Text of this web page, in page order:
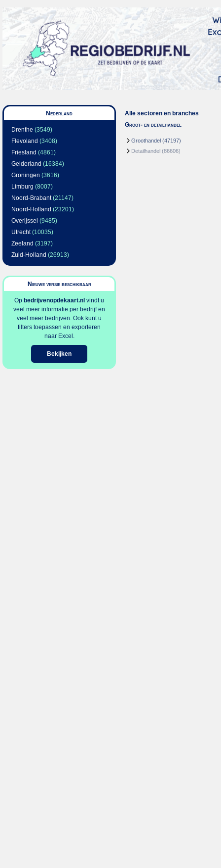
Nederland
Drenthe (3549)
Flevoland (3408)
Friesland (4861)
Gelderland (16384)
Groningen (3616)
Limburg (8007)
Noord-Brabant(21147)
Noord-Holland (23201)
Overijssel (9485)
Utrecht(10035)
Zeeland (3197)
Zuid-Holland (26913)
Nieuwe versie beschikbaar
Op bedrijvenopdekaart.nl vindt u
veel meer informatie per bedrijf en
veel meer bedrijven. Ook kunt u
filters toepassen en exporteren
naar Excel.
Bekijken
Alle sectoren en branches
Groot- en detailhandel
Groothandel (47197)
Detailhandel (86606)